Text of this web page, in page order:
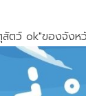
ตว์ ok"ของจัง